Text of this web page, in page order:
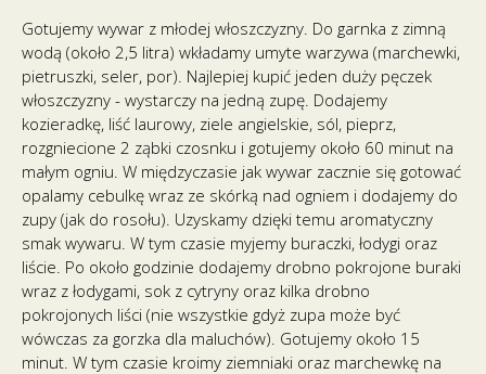
Gotujemy wywar z młodej włoszczyzny. Do garnka z zimną
wodą (około 2,5 litra) wkładamy umyte warzywa (marchewki,
pietruszki, seler, por). Najlepiej kupić jeden duży pęczek
włoszczyzny - wystarczy na jedną zupę. Dodajemy
kozieradkę, liść laurowy, ziele angielskie, sól, pieprz,
rozgniecione 2 ząbki czosnku i gotujemy około 60 minut na
małym ogniu. W międzyczasie jak wywar zacznie się gotować
opalamy cebulkę wraz ze skórką nad ogniem i dodajemy do
zupy (jak do rosołu). Uzyskamy dzięki temu aromatyczny
smak wywaru. W tym czasie myjemy buraczki, łodygi oraz
liście. Po około godzinie dodajemy drobno pokrojone buraki
wraz z łodygami, sok z cytryny oraz kilka drobno
pokrojonych liści (nie wszystkie gdyż zupa może być
wówczas za gorzka dla maluchów). Gotujemy około 15
minut. W tym czasie kroimy ziemniaki oraz marchewkę na